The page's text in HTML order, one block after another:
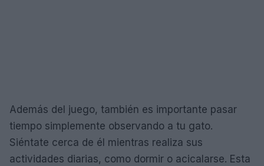
Además del juego, también es importante pasar
tiempo simplemente observando a tu gato.
Siéntate cerca de él mientras realiza sus
actividades diarias, como dormir o acicalarse. Esta